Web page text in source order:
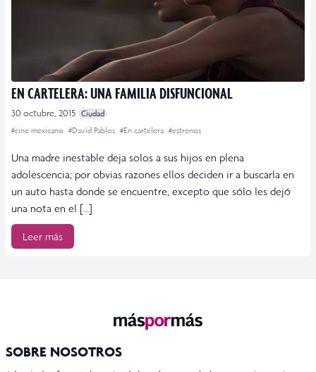
EN CARTELERA: UNA FAMILIA DISFUNCIONAL
30 octubre, 2015 Ciudad
#cine mexicano #David Pablos #En cartelera #estrenos
Una madre inestable deja solos a sus hijos en plena
adolescencia; por obvias razones ellos deciden ir a buscarla en
un auto hasta donde se encuentre, excepto que sólo les dejó
una nota en el […]
Leer más
SOBRE NOSOTROS